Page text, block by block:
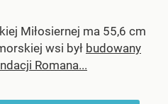
Miłosiernej ma 55,6 cm
wsi był budowany
Romana...